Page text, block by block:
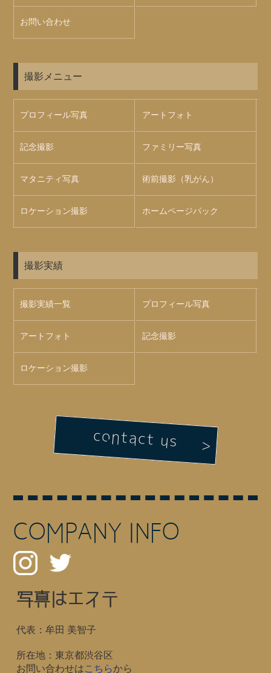
お問い合わせ
撮影メニュー
プロフィール写真 アートフォト
記念撮影 ファミリー写真
マタニティ写真 術前撮影（乳がん）
ロケーション撮影 ホームページパック
撮影実績
撮影実績一覧 プロフィール写真
アートフォト 記念撮影
ロケーション撮影
contact us
COMPANY INFO
写真はエステ
代表：牟田 美智子
所在地：東京都渋谷区
お問い合わせはこちらから